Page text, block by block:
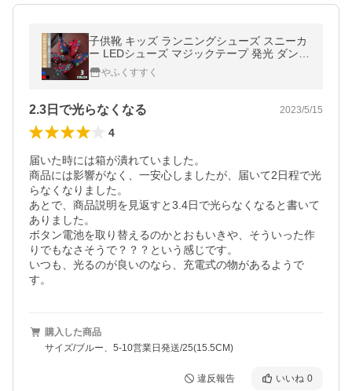
子供靴 キッズ ランニングシューズ スニーカ
ー LEDシューズ マジックテープ 発光 ダンス
イベント 男女兼用 通気性 スパイダーマン 脱
ぎ履き簡
やふくすすく
2.3日で光らなくなる 2023/5/15
4
届いた時には箱が潰れていました。
商品には影響がなく、一安心しましたが、届いて2日程で光
らなくなりました。
あとで、商品説明を見返すと3.4日で光らなくなると書いて
ありました。
ボタン電池を取り替えるのかとおもいきや、そういった作
りでもなさそうで？？？という感じです。
いつも、光るのが良いのなら、充電式の物があるようで
す。
購入した商品
サイズ/ブルー、5-10営業日発送/25(15.5CM)
違反報告 いいね 0